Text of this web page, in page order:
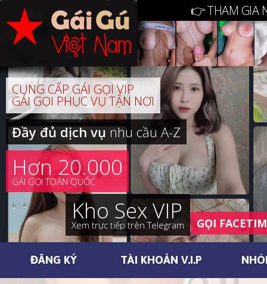
👉 THAM GIA
CUNG CẤP GÁI GỌI VIP
GÁI GỌI PHỤC VỤ TẬN NƠI
Đầy đủ dịch vụnhu cầu A-Z
Hơn 20.000
GÁI GỌI TOÀN QUỐC
Kho Sex VIP
Xem trực tiếp trên Telegram GỌI
ĐĂNG KÝ TÀI KHOẢN V.I.P